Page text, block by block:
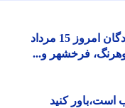
جدول قطعی برق شهرکرد، بروجن و لردگان امروز 15 مرداد
فرخشهر و...
کنید